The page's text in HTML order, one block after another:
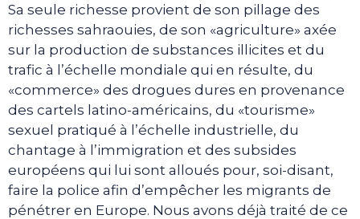
Sa seule richesse provient de son pillage des
richesses sahraouies, de son «agriculture» axée
sur la production de substances illicites et du
trafic à l’échelle mondiale qui en résulte, du
«commerce» des drogues dures en provenance
des cartels latino-américains, du «tourisme»
sexuel pratiqué à l’échelle industrielle, du
chantage à l’immigration et des subsides
européens qui lui sont alloués pour, soi-disant,
faire la police afin d’empêcher les migrants de
pénétrer en Europe. Nous avons déjà traité de ce